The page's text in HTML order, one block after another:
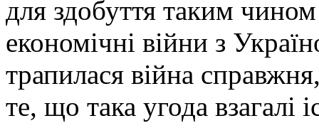
для здобуття таким
економічні війни з
трапилася війна
те, що така угода взагалі